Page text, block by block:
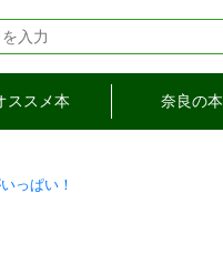
ススメ本 奈良の本
っぱい！